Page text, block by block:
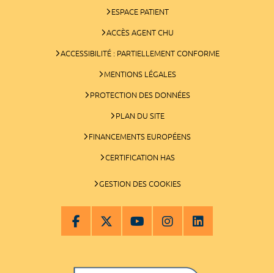
ESPACE PATIENT
ACCÈS AGENT CHU
ACCESSIBILITÉ : PARTIELLEMENT CONFORME
MENTIONS LÉGALES
PROTECTION DES DONNÉES
PLAN DU SITE
FINANCEMENTS EUROPÉENS
CERTIFICATION HAS
GESTION DES COOKIES